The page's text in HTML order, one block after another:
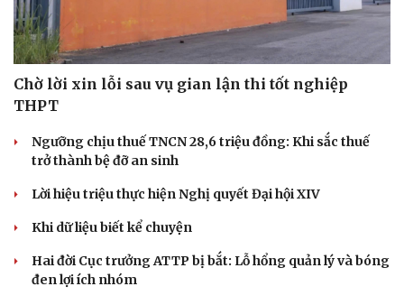
Chờ lời xin lỗi sau vụ gian lận thi tốt nghiệp
THPT
Ngưỡng chịu thuế TNCN 28,6 triệu đồng: Khi sắc thuế
trở thành bệ đỡ an sinh
Lời hiệu triệu thực hiện Nghị quyết Đại hội XIV
Khi dữ liệu biết kể chuyện
Hai đời Cục trưởng ATTP bị bắt: Lỗ hổng quản lý và bóng
đen lợi ích nhóm